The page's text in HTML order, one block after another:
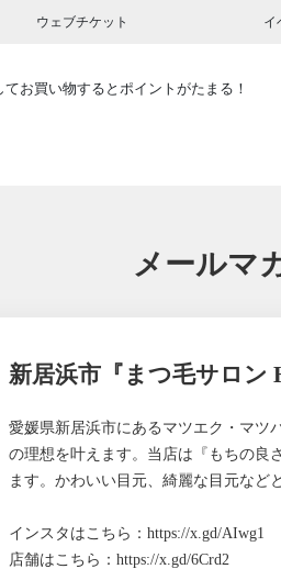
ウェブチケット イ
てお買い物するとポイントがたまる！
メールマ
新居浜市『まつ毛サロン
愛媛県新居浜市にあるマツエク・マツ
の理想を叶えます。当店は『もちの良
ます。かわいい目元、綺麗な目元など
インスタはこちら： https://x.gd/AIwg1
店舗はこちら： https://x.gd/6Crd2